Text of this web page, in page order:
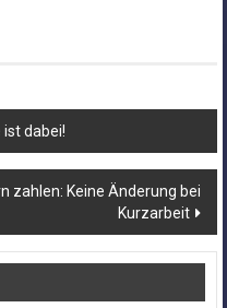
dabei!
zahlen: Keine Änderung bei
Kurzarbeit